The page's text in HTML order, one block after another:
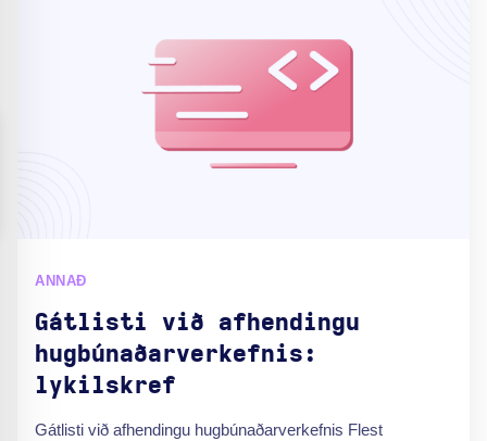
ANNAÐ
Gátlisti við afhendingu
hugbúnaðarverkefnis:
lykilskref
Gátlisti við afhendingu hugbúnaðarverkefnis Flest